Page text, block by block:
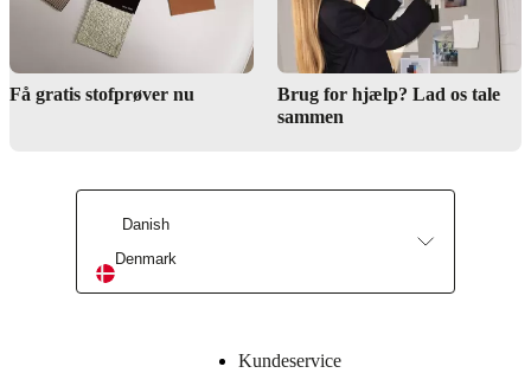
+
vatsvøb
200 g/m2
Vatsvøb
50 kg/m3
Få gratis stofprøver nu
Brug for hjælp? Lad os tale
sammen
Danish
Denmark
Kundeservice